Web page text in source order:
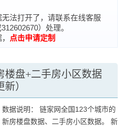
法打开了，请联系在线客服
）处理。
点击申请定制
楼盘+二手房小区数据
新）
数据说明： 链家网全国123个城市的
新房楼盘数据、二手房小区数据。 新